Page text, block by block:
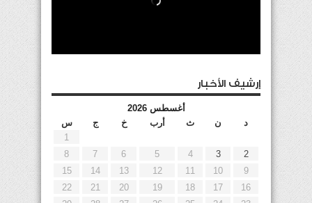
إرشيف الأخبار
أغسطس 2026
د
ن ث أرب خ ج
س
1
2
3
4
5
6
7
8
9
10
11
12
13
14
15
16
17
18
19
20
21
22